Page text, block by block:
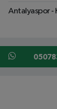
Antalyaspor -